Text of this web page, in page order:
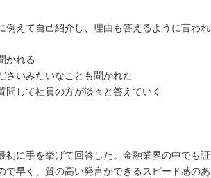
えて自己紹介し、理由も答えるように言われ
かれる
いみたいなことも聞かれた
して社員の方が淡々と答えていく
に手を挙げて回答した。金融業界の中でも証
早く、質の高い発言ができるスピード感のあ